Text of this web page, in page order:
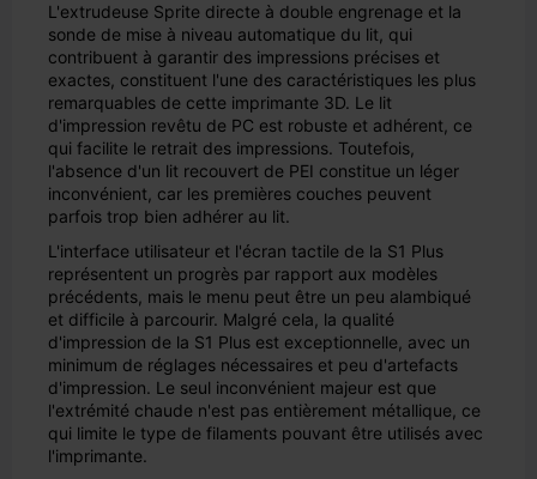
L'extrudeuse Sprite directe à double engrenage et la
sonde de mise à niveau automatique du lit, qui
contribuent à garantir des impressions précises et
exactes, constituent l'une des caractéristiques les plus
remarquables de cette imprimante 3D. Le lit
d'impression revêtu de PC est robuste et adhérent, ce
qui facilite le retrait des impressions. Toutefois,
l'absence d'un lit recouvert de PEI constitue un léger
inconvénient, car les premières couches peuvent
parfois trop bien adhérer au lit.
L'interface utilisateur et l'écran tactile de la S1 Plus
représentent un progrès par rapport aux modèles
précédents, mais le menu peut être un peu alambiqué
et difficile à parcourir. Malgré cela, la qualité
d'impression de la S1 Plus est exceptionnelle, avec un
minimum de réglages nécessaires et peu d'artefacts
d'impression. Le seul inconvénient majeur est que
l'extrémité chaude n'est pas entièrement métallique, ce
qui limite le type de filaments pouvant être utilisés avec
l'imprimante.